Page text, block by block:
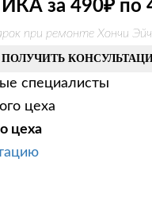
за 490₽ по
при ремонте Хончи
ПОЛУЧИТЬ
специалисты
цеха